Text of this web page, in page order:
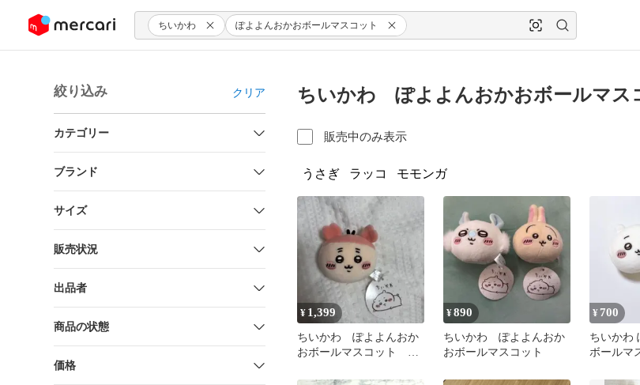
ツにスキップ ちいかわ ぽよよんおかおボールマスコット
絞り込み クリア
カテゴリー
ブランド
サイズ
販売状況
出品者
商品の状態
価格
ちいかわ ぽよよんおかおボールマス
販売中のみ表示
うさぎ ラッコ モモンガ
¥ 1,399
ちいかわ ぽよよんおか
おボールマスコット 古
¥890
ちいかわ ぽよよんおか
おボールマスコット
¥ 700
ちいかわ
ボールマ